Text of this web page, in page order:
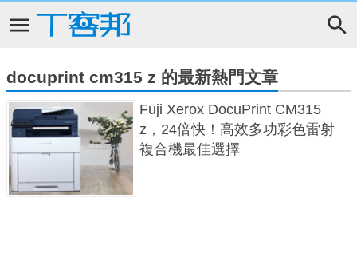
docuprint cm315 z 的最新熱門文章
Fuji Xerox DocuPrint CM315
z，24倍快！高效多功彩色雷射
複合機最佳選擇